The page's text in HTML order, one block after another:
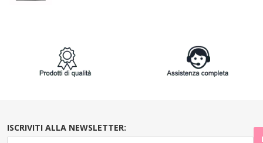
ISCRIVITI ALLA NEWSLETTER: